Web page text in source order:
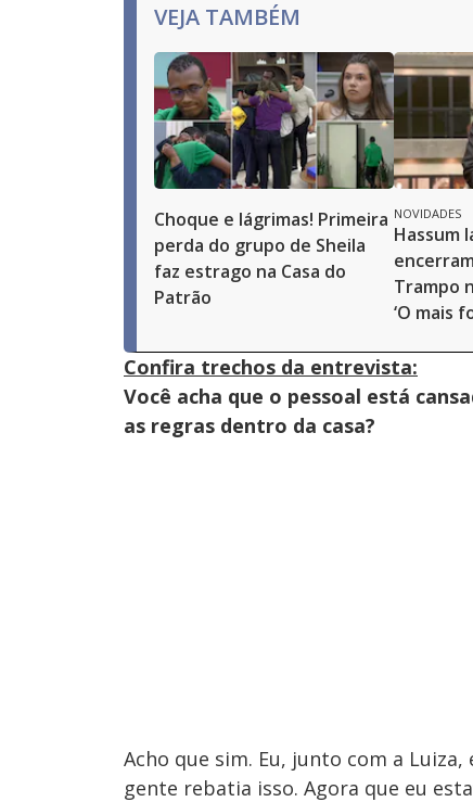
VEJA TAMBÉM
Choque e lágrimas! Primeira
perda do grupo de Sheila
faz estrago na Casa do
Patrão
NOVIDADES
Hassum
Trampo
‘O mais
Confira trechos da entrevista:
Você acha que o pessoal está
as regras dentro da casa?
Acho que sim. Eu, junto com a
gente rebatia isso. Agora que eu